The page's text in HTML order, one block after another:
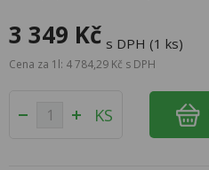
3 349 Kč s DPH (1 ks)
Cena za 1l: 4 784,29 Kč s DPH
KS